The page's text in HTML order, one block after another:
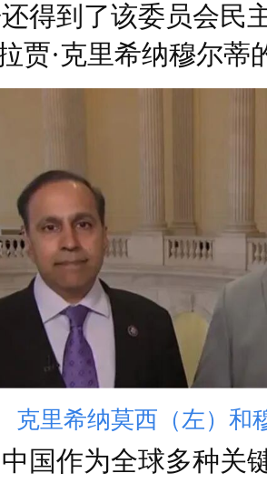
得到了该委员会民
贾·克里希纳穆尔蒂
克里希纳莫西（左）和
国作为全球多种关